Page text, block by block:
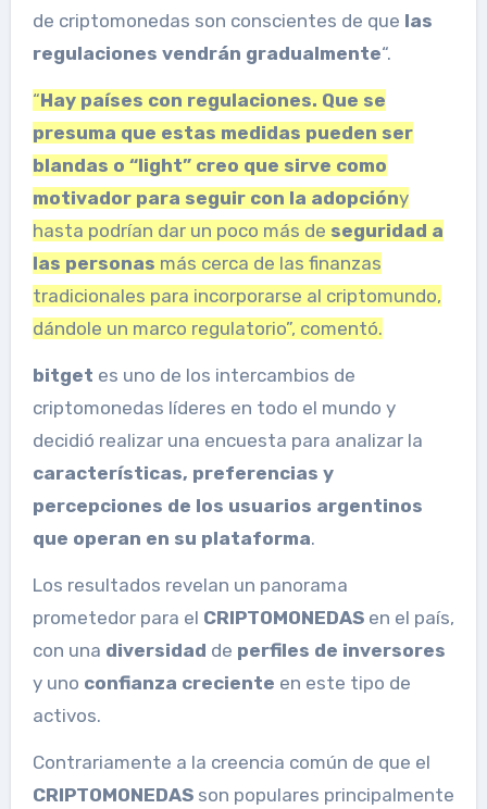
de criptomonedas son conscientes de que las
regulaciones vendrán gradualmente“.
“Hay países con regulaciones. Que se
presuma que estas medidas pueden ser
blandas o “light” creo que sirve como
motivador para seguir con la adopcióny
hasta podrían dar un poco más de seguridad a
las personas más cerca de las finanzas
tradicionales para incorporarse al criptomundo,
dándole un marco regulatorio”, comentó.
bitget es uno de los intercambios de
criptomonedas líderes en todo el mundo y
decidió realizar una encuesta para analizar la
características, preferencias y
percepciones de los usuarios argentinos
que operan en su plataforma.
Los resultados revelan un panorama
prometedor para el CRIPTOMONEDASen el país,
con una diversidad de perfiles de inversores
y uno confianza creciente en este tipo de
activos.
Contrariamente a la creencia común de que el
CRIPTOMONEDAS son populares principalmente